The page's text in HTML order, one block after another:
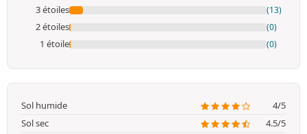
3 étoiles (13)
2 étoiles (0)
1 étoile (0)
Sol humide
4/5
Sol sec
4.5/5